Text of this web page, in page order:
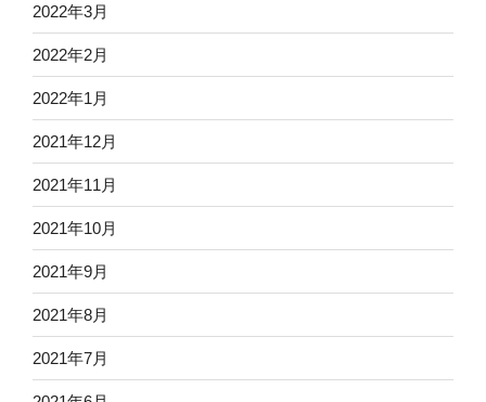
2022年3月
2022年2月
2022年1月
2021年12月
2021年11月
2021年10月
2021年9月
2021年8月
2021年7月